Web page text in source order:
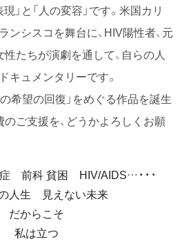
」と「人の変容」です。米国カリ
ンシスコを舞台に、HIV陽性者、元
性たちが演劇を通して、自らの人
キュメンタリーです。
希望の回復」をめぐる作品を誕生
のご支援を、どうかよろしくお願
前科 貧困 HIV/AIDS…・・・
人生 見えない未来
だからこそ
私は立つ